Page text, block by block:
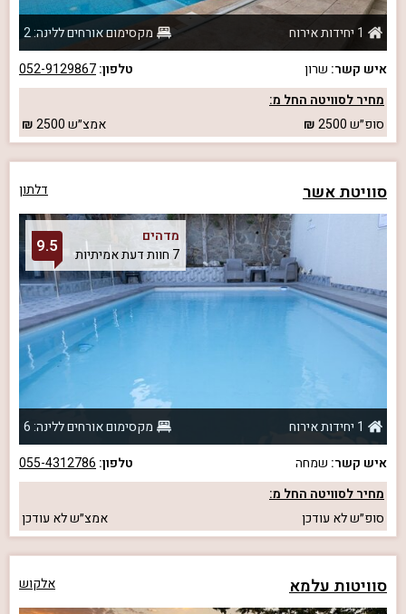
1 יחידות אירוח
מקסימום אורחים ללינה: 2
איש קשר: שרון טלפון:052-9129867
מחיר לסוויטה החל מ:
סופ״ש2500 אמצ״ש2500
סוויטת אשר דלתון
מדהים
7 חוות דעת אמיתיות
9.5
1 יחידות אירוח
מקסימום אורחים ללינה: 6
איש קשר: שמחה טלפון: 055-4312786
מחיר לסוויטה החל מ:
סופ״שלא עודכן אמצ״שלא עודכן
סוויטות עלמא אלקוש